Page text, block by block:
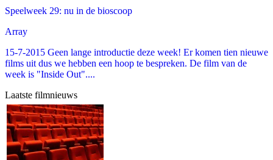
Speelweek 29: nu in de bioscoop
Array
15-7-2015 Geen lange introductie deze week! Er komen tien nieuwe
films uit dus we hebben een hoop te bespreken. De film van de
week is "Inside Out"....
Laatste filmnieuws